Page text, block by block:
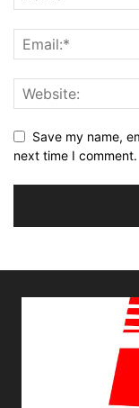
Save my name,
next time I comment.